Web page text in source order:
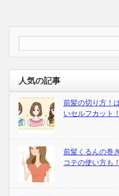
人気の記事
前髪の切り方！
いセルフカット！
前髪くるんの巻
コテの使い方も！